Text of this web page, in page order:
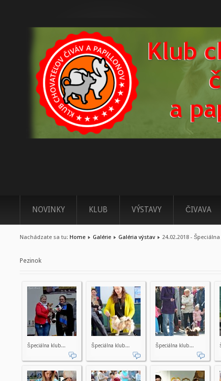
NOVINKY KLUB VÝSTAVY ČIVAVA
Nachádzate sa tu: Home Galérie Galéria výstav 24.02.2018 -
Pezinok
Špeciálna klub... Špeciálna klub... Špeciálna klub...